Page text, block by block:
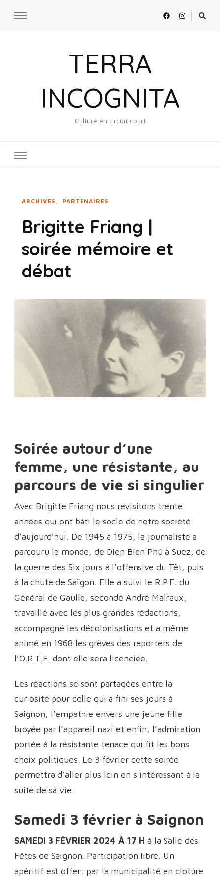
TERRA
INCOGNITA
Culture en circuit court
ARCHIVES PARTENAIRES
Brigitte Friang |
soirée mémoire et
débat
Soirée autour d’une
femme, une résistante, au
parcours de vie si singulier
Avec Brigitte Friang nous revisitons trente
années qui ont bâti le socle de notre société
d’aujourd’hui. De 1945 à 1975, la journaliste a
parcouru le monde, de Dien Bien Phû à Suez, de
la guerre des Six jours à l’offensive du Têt, puis
à la chute de Saïgon. Elle a suivi le R.P.F. du
Général de Gaulle, secondé André Malraux,
travaillé avec les plus grandes rédactions,
accompagné les décolonisations et a même
animé en 1968 les grèves des reporters de
l’O.R.T.F. dont elle sera licenciée.
Les réactions se sont partagées entre la
curiosité pour celle qui a fini ses jours à
Saignon, l’empathie envers une jeune fille
broyée par l’appareil nazi et enfin, l’admiration
portée à la résistante tenace qui fit les bons
choix politiques. Le 3 février cette soirée
permettra d’aller plus loin en s’intéressant à la
suite de sa vie.
Samedi 3 février à Saignon
SAMEDI 3 FÉVRIER 2024 À 17 H à la Salle des
Fêtes de Saignon. Participation libre. Un
apéritif est offert par la municipalité en clotûre